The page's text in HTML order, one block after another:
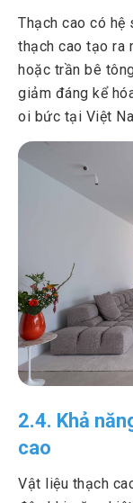
Thạch cao có
thạch cao tạo ra
hoặc trần bê
giảm đáng kể
oi bức tại Việt
2.4. Khả
cao
Vật liệu thạch